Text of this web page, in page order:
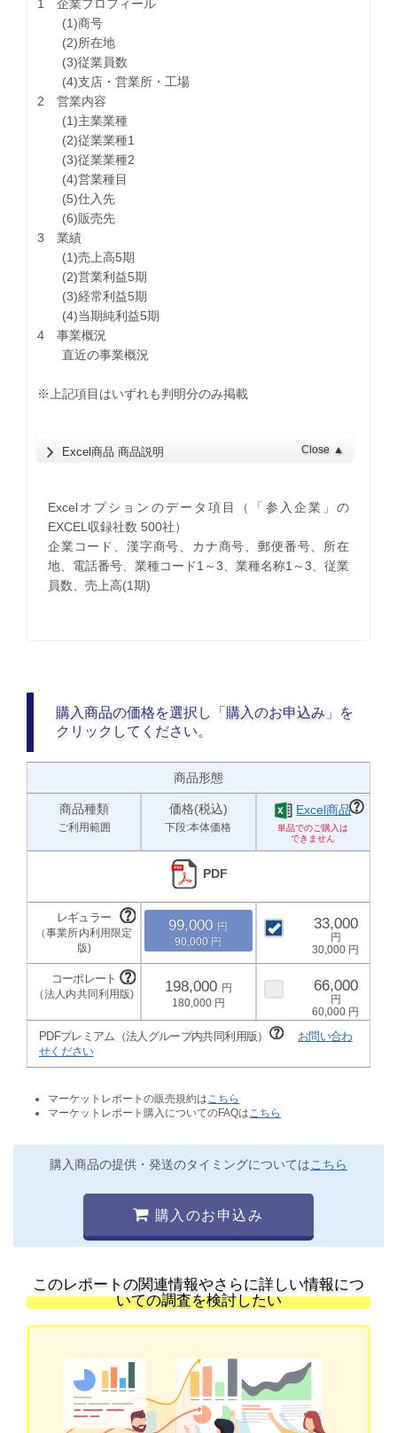
1 企業プロフィール
(1)商号
(2)所在地
(3)従業員数
(4)支店・営業所・工場
2 営業内容
(1)主業業種
(2)従業業種1
(3)従業業種2
(4)営業種目
(5)仕入先
(6)販売先
3 業績
(1)売上高5期
(2)営業利益5期
(3)経常利益5期
(4)当期純利益5期
4 事業概況
直近の事業概況
※上記項目はいずれも判明分のみ掲載
Excel商品 商品説明 Close ▲
Excelオプションのデータ項目（「参入企業」の
EXCEL収録社数 500社）
企業コード、漢字商号、カナ商号、郵便番号、所在
地、電話番号、業種コード1～3、業種名称1～3、従業
員数、売上高(1期)
購入商品の価格を選択し「購入のお申込み」を
クリックしてください。
商品形態
商品種類
ご利用範囲
価格(税込)
下段:本体価格
Excel商品
PDF
99,000
90,000
33,000
30,000
198,000
180,000
66,000
60,000
PDFプレミアム（法人グループ内共同利用版）
お問い合わ
せください
マーケットレポートの販売規約は こちら
マーケットレポート購入についてのFAQは こちら
購入商品の提供・発送のタイミングについてはこちら
購入のお申込み
このレポートの関連情報やさらに詳しい情報につ
いての調査を検討したい